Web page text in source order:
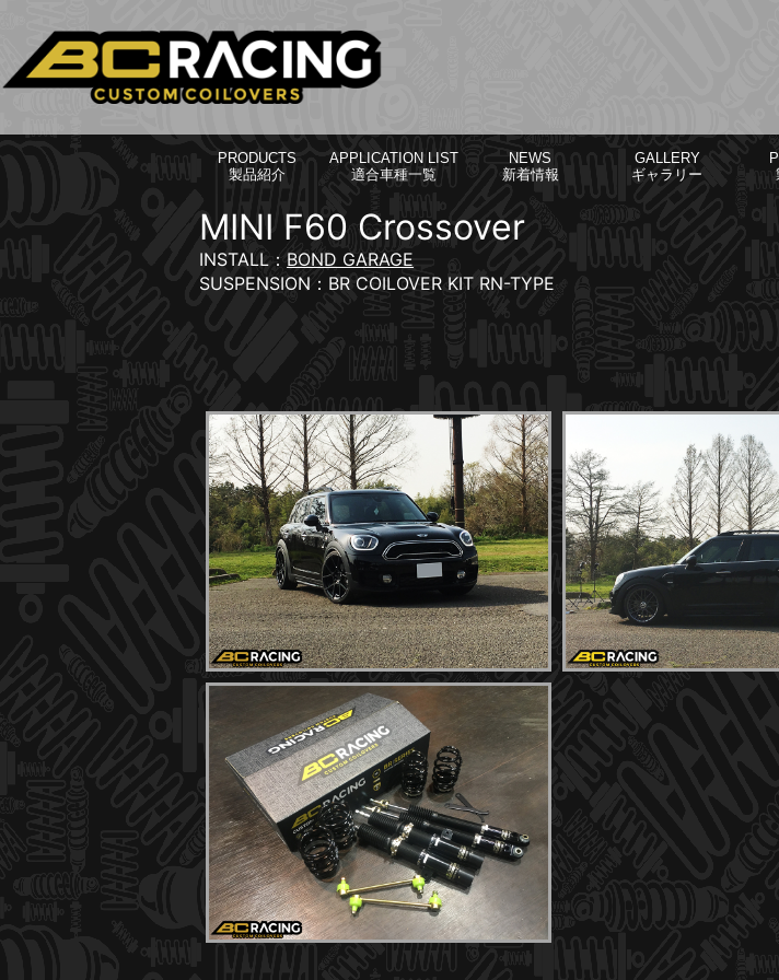
PRODUCTS
製品紹介
APPLICATION LIST
適合車種一覧
NEWS
新着情報
GALLERY
ギャラリー
MINI F60 Crossover
INSTALL： BOND GARAGE
SUSPENSION：BR COILOVER KIT RN-TYPE